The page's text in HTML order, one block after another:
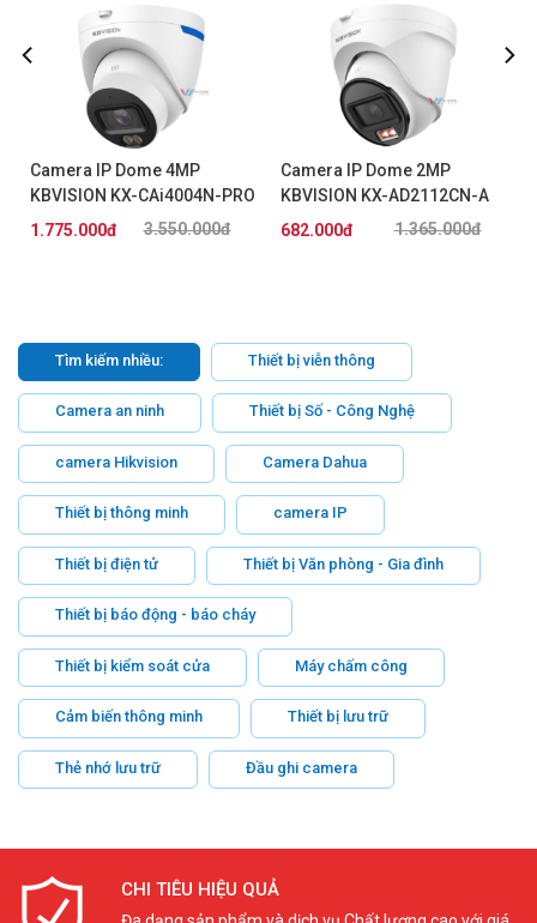
Camera IP Dome 4MP
KBVISION KX-CAi4004N-PRO
3.550.000đ
1.775.000đ
Camera IP Dome 2MP
KBVISION KX-AD2112CN-A
1.365.000đ
682.000đ
Tìm kiếm nhiều: Thiết bị viễn thông
Camera an ninh Thiết bị Số - Công Nghệ
camera Hikvision Camera Dahua
Thiết bị thông minh camera IP
Thiết bị điện tử Thiết bị Văn phòng - Gia đình
Thiết bị báo động - báo cháy
Thiết bị kiểm soát cửa Máy chấm công
Cảm biến thông minh Thiết bị lưu trữ
Thẻ nhớ lưu trữ Đầu ghi camera
CHI TIÊU HIỆU QUẢ